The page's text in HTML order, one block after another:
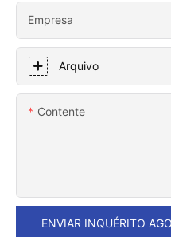
Empresa
Arquivo
Contente
ENVIAR INQUÉRITO